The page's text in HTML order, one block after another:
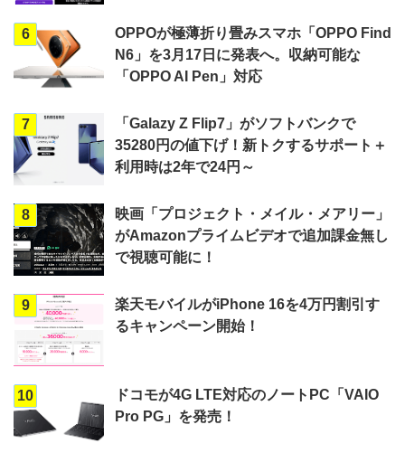
6
OPPOが極薄折り畳みスマホ「OPPO Find
N6」を3月17日に発表へ。収納可能な
「OPPO AI Pen」対応
7
「Galazy Z Flip7」がソフトバンクで
35280円の値下げ！新トクするサポート＋
利用時は2年で24円～
8
映画「プロジェクト・メイル・メアリー」
がAmazonプライムビデオで追加課金無し
で視聴可能に！
9
楽天モバイルがiPhone 16を4万円割引す
るキャンペーン開始！
10
ドコモが4G LTE対応のノートPC「VAIO
Pro PG」を発売！